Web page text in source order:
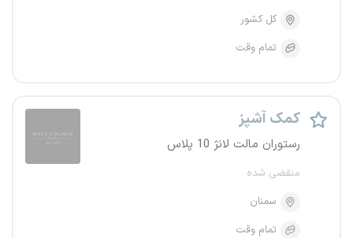
کل کشور
تمام وقت
کمک آشپز
رستوران مالت لانژ 10 پلاس
منقضی شده
سمنان
تمام وقت